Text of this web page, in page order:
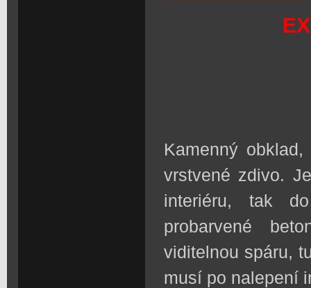
Kamenný
vrstvené zdivo.
interiéru, tak
probarvené
viditelnou spáru,
musí po nalepení